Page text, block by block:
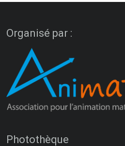
Organisé par :
Photothèque